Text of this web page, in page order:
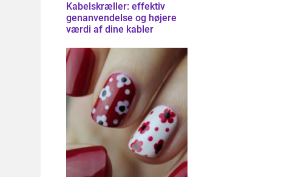
Kabelskræller: effektiv
genanvendelse og højere
værdi af dine kabler